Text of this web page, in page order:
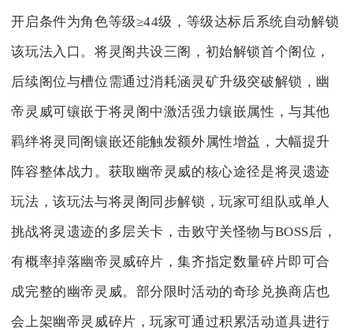
开启条件为角色等级≥44级，等级达标后系统自动解锁
该玩法入口。将灵阁共设三阁，初始解锁首个阁位，
后续阁位与槽位需通过消耗涵灵矿升级突破解锁，幽
帝灵威可镶嵌于将灵阁中激活强力镶嵌属性，与其他
羁绊将灵同阁镶嵌还能触发额外属性增益，大幅提升
阵容整体战力。获取幽帝灵威的核心途径是将灵遗迹
玩法，该玩法与将灵阁同步解锁，玩家可组队或单人
挑战将灵遗迹的多层关卡，击败守关怪物与BOSS后，
有概率掉落幽帝灵威碎片，集齐指定数量碎片即可合
成完整的幽帝灵威。部分限时活动的奇珍兑换商店也
会上架幽帝灵威碎片，玩家可通过积累活动道具进行